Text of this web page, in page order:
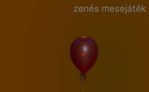
zenés mesejáték